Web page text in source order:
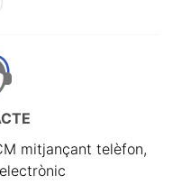
mitjançant telèfon,